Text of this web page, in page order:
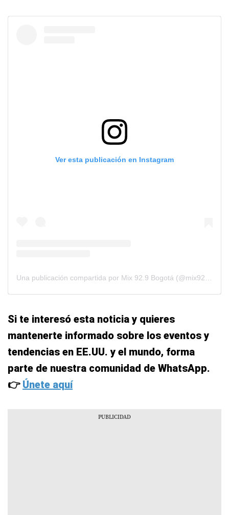
Ver esta publicación en Instagram
Si te interesó esta noticia y quieres
mantenerte informado sobre los eventos y
tendencias en EE.UU. y el mundo, forma
parte de nuestra comunidad de WhatsApp.
👉 Únete aquí